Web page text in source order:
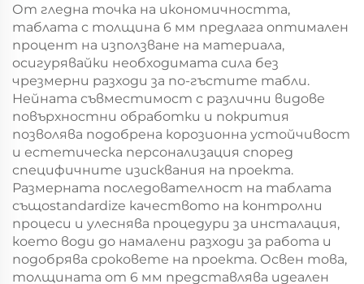
От гледна точка на икономичността,
таблата с толщина 6 мм предлага оптимален
процент на използване на материала,
осигурявайки необходимата сила без
чрезмерни разходи за по-гъстите табли.
Нейната съвместимост с различни видове
повърхностни обработки и покрития
позволява подобрена корозионна устойчивост
и естетическа персонализация според
специфичните изисквания на проекта.
Размерната последователност на таблата
същоstandardize качеството на контролни
процеси и улеснява процедури за инсталация,
което води до намалени разходи за работа и
подобрява сроковете на проекта. Освен това,
толщината от 6 мм представлява идеален